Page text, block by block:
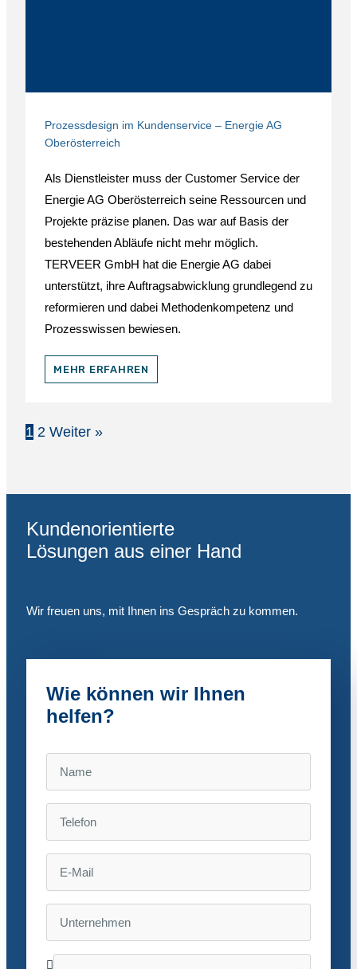
Prozessdesign im Kundenservice – Energie AG
Oberösterreich
Als Dienstleister muss der Customer Service der
Energie AG Oberösterreich seine Ressourcen und
Projekte präzise planen. Das war auf Basis der
bestehenden Abläufe nicht mehr möglich.
TERVEER GmbH hat die Energie AG dabei
unterstützt, ihre Auftragsabwicklung grundlegend zu
reformieren und dabei Methodenkompetenz und
Prozesswissen bewiesen.
MEHR ERFAHREN
1 2 Weiter »
Kundenorientierte
Lösungen aus einer Hand
Wir freuen uns, mit Ihnen ins Gespräch zu kommen.
Wie können wir Ihnen
helfen?